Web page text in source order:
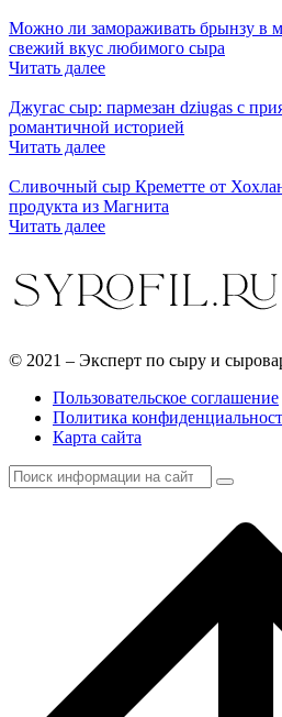
Можно ли замораживать брынзу в
свежий вкус любимого сыра
Читать далее
Джугас сыр: пармезан dziugas с
романтичной историей
Читать далее
Сливочный сыр Креметте от
продукта из Магнита
Читать далее
© 2021 – Эксперт по сыру и
Пользовательское соглашение
Политика
Карта сайта